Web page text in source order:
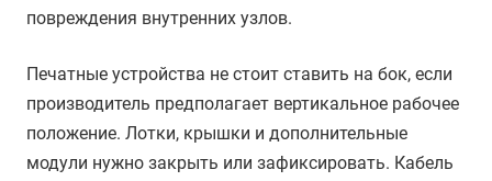
повреждения внутренних узлов.
Печатные устройства не стоит ставить на бок, если
производитель предполагает вертикальное рабочее
положение. Лотки, крышки и дополнительные
модули нужно закрыть или зафиксировать. Кабель